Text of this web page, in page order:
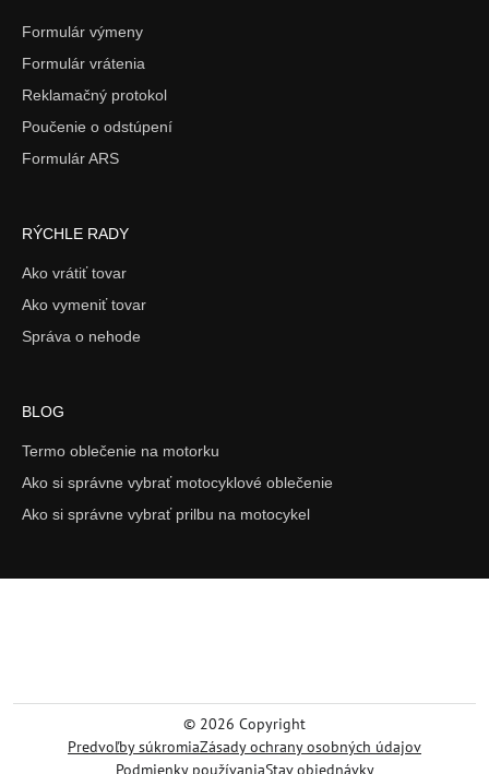
Formulár výmeny
Formulár vrátenia
Reklamačný protokol
Poučenie o odstúpení
Formulár ARS
RÝCHLE RADY
Ako vrátiť tovar
Ako vymeniť tovar
Správa o nehode
BLOG
Termo oblečenie na motorku
Ako si správne vybrať motocyklové oblečenie
Ako si správne vybrať prilbu na motocykel
© 2026 Copyright
Predvoľby súkromiaZásady ochrany osobných údajov
Podmienky používaniaStav objednávky